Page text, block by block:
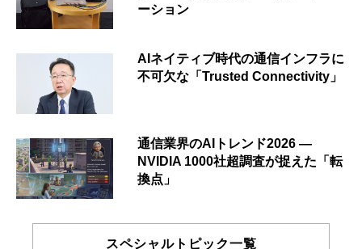
ーション
AIネイティブ時代の通信インフラに
不可欠な「Trusted Connectivity」
通信業界のAIトレンド2026 ―
NVIDIA 1000社超調査が捉えた「転
換点」
スペシャルトピック一覧